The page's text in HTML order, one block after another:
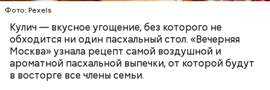
Фото: Pexels
Кулич — вкусное угощение, без которого не
обходится ни один пасхальный стол. «Вечерняя
Москва» узнала рецепт самой воздушной и
ароматной пасхальной выпечки, от которой будут
в восторге все члены семьи.